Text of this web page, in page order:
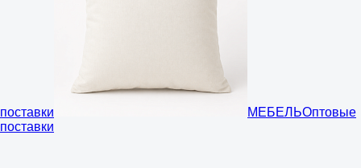
поставки МЕБЕЛЬОптовые
поставки